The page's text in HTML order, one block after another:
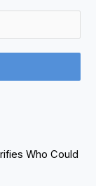
Who Could